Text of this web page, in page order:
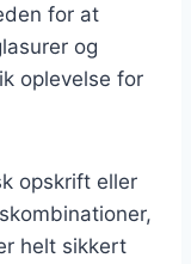
for at
og
oplevelse for
opskrift eller
helt sikkert